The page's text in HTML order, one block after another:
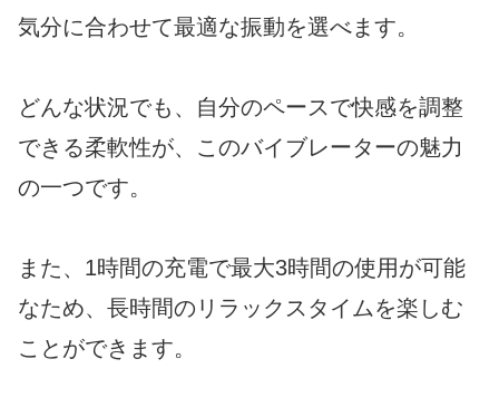
気分に合わせて最適な振動を選べます。
どんな状況でも、自分のペースで快感を調整
できる柔軟性が、このバイブレーターの魅力
の一つです。
また、1時間の充電で最大3時間の使用が可能
なため、長時間のリラックスタイムを楽しむ
ことができます。